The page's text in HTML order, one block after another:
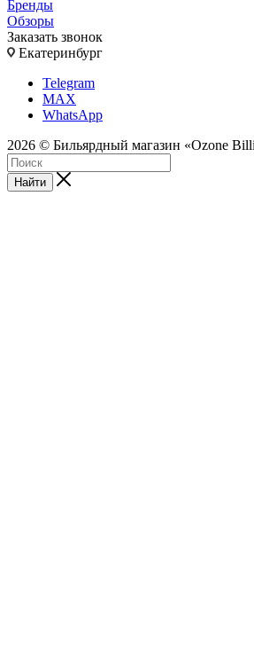
Бренды
Обзоры
Заказать звонок
Екатеринбург
Telegram
MAX
WhatsApp
2026 © Бильярдный магазин «Ozone
Найти